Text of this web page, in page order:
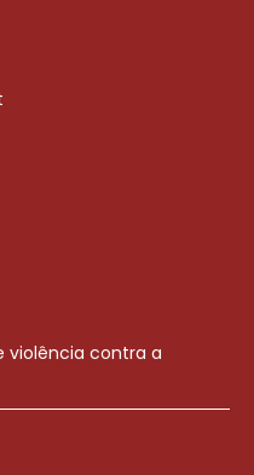
violência contra a